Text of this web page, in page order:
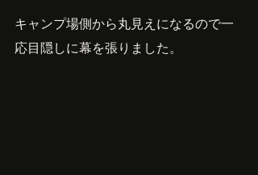
キャンプ場側から丸見えになるので一
応目隠しに幕を張りました。